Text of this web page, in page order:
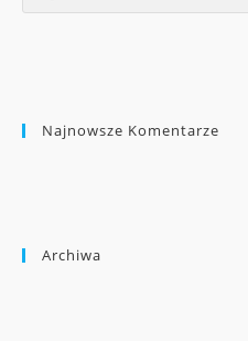
Najnowsze Komentarze
Archiwa